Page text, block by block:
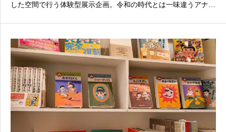
した空間で行う体験型展示企画。令和の時代とは一味違うアナロ
プを開催予定！詳しくは公式HPをご確認ください。トキ